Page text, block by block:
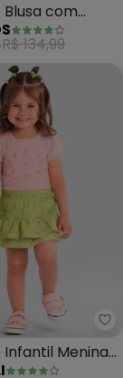
com
(Rosa)
R$ 134,99
Infantil Menina
Menina